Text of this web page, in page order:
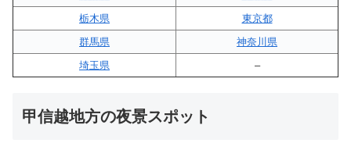
栃木県
東京都
群馬県
神奈川県
埼玉県
–
甲信越地方の夜景スポット